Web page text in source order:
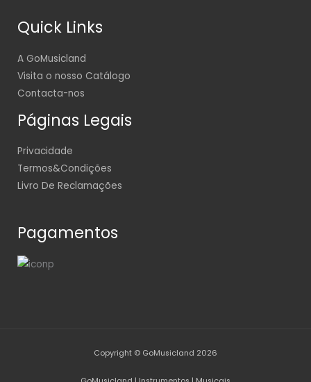
Quick Links
A GoMusicland
Visita o nosso Catálogo
Contacta-nos
Páginas Legais
Privacidade
Termos&Condições
Livro De Reclamações
Pagamentos
Copyright © GoMusicland 2026